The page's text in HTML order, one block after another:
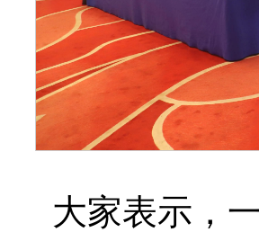
大家表示，一